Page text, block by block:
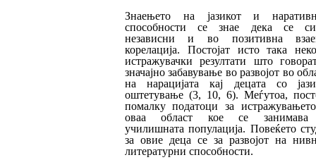
Знаењето на јазикот и
способности се знае дека се
независни и во позитивна
корелација. Постојат исто така
истражувачки резултати што
значај­но забавување во развојот во
на нара­ци­­јата кај децата со
оштетување (3, 10, 6). Меѓутоа,
помалку податоци за
оваа област кое се
училишната популација. Повеќето
за овие деца се за развојот на
литера­тур­ни способности.